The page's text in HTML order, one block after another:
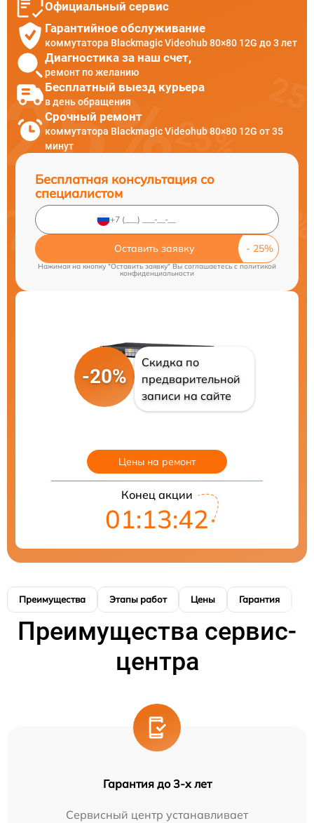
Официальный сервис
Гарантийное обслуживание
коммутатора Blackmagic Videohub 80×80 12G до 3 лет
Диагностика за наш счет,
ремонт по желанию
Бесплатный выезд курьера
в день обращения
Срочный ремонт
коммутатора Blackmagic Videohub 80×80 12G от 35
минут
Бесплатная консультация со
специалистом
Оставить заявку
Нажимая на кнопку "Оставить заявку" Вы соглашаетесь cполитикой
конфиденциальности
-20%
Скидка по
предварительной
записи на сайте
Цены на ремонт
Конец акции
01:13:41
Преимущества Этапы работ Цены Гарантия
Преимущества сервис-
центра
Гарантия до 3-х лет
Сервисный центр устанавливает